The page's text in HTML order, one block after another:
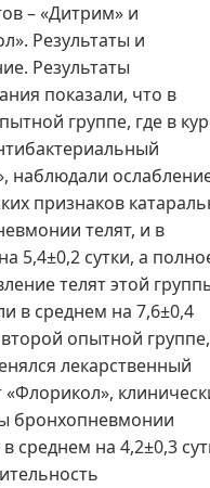
– «Дитрим» и
Результаты и
Результаты
показали, что в
группе, где в
наблюдали
признаков
телят, и в
5,4±0,2 сутки, а
телят этой
в среднем на 7,6±0,4
второй опытной группе,
лекарственный
«Флорикол»,
бронхопневмонии
среднем на 4,2±0,3